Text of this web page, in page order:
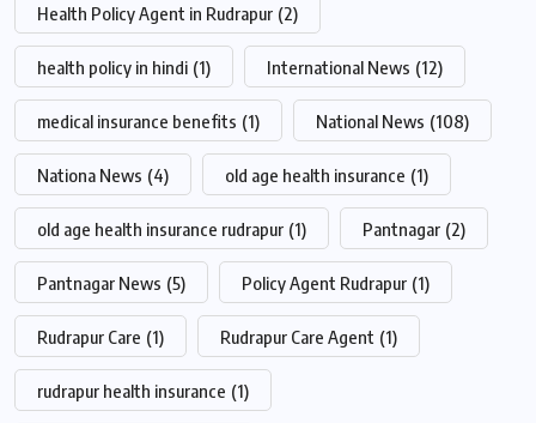
Health Policy Agent in Rudrapur (2)
health policy in hindi (1) International News (12)
medical insurance benefits (1) National News (108)
Nationa News (4) old age health insurance (1)
old age health insurance rudrapur (1) Pantnagar (2)
Pantnagar News (5) Policy Agent Rudrapur (1)
Rudrapur Care (1) Rudrapur Care Agent (1)
rudrapur health insurance (1)